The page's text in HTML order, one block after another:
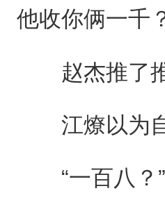
他收你俩一千
赵杰推了推
江燎以为自
“一百八？”